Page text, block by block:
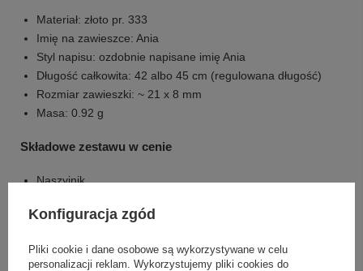
Materiał: złoto pr. 333
Imię na zawieszce: Ania
Styl napisu: ozdobnie napisane imię Ania
Długość całkowita: 42 albo 45 cm (regulowana długość)
Rozmiar zawieszki: ~ 21 x 8 mm
Masa: 0.92 g
Składowe zestawu w cenie
Naszyjnik
Tabliczka w kolorze złotym z indywidualną dedykacją,
projektów)
Konfiguracja zgód
Pliki cookie i dane osobowe są wykorzystywane w celu
personalizacji reklam. Wykorzystujemy pliki cookies do